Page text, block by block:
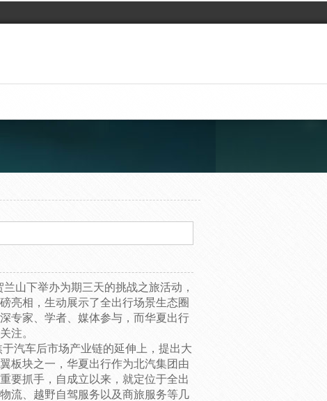
山下举办为期三天的挑战之旅活动，
亮相，生动展示了全出行场景生态圈
专家、学者、媒体参与，而华夏出行
注。
汽车后市场产业链的延伸上，提出大
板块之一，华夏出行作为北汽集团由
要抓手，自成立以来，就定位于全出
流、越野自驾服务以及商旅服务等几